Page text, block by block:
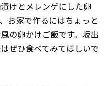
けとメレンゲにした卵
お家で作るにはちょっと
の卵かけご飯です。坂出
ぜひ食べてみてほしいで